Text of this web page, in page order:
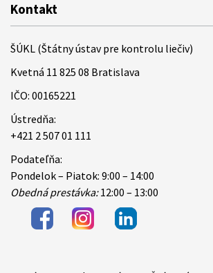
Kontakt
ŠÚKL (Štátny ústav pre kontrolu liečiv)
Kvetná 11 825 08 Bratislava
IČO: 00165221
Ústredňa:
+421 2 507 01 111
Podateľňa:
Pondelok – Piatok: 9:00 – 14:00
Obedná prestávka:12:00 – 13:00